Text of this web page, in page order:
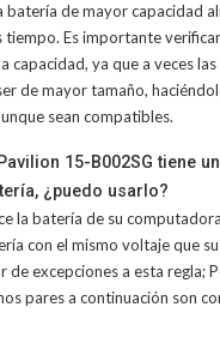
de mayor capacidad
Es importante
capacidad, ya que a veces
de mayor tamaño,
sean compatibles.
15-B002SG tiene
¿puedo usarlo?
la batería de su
con el mismo voltaje que
de excepciones a esta regla;
pares a continuación son